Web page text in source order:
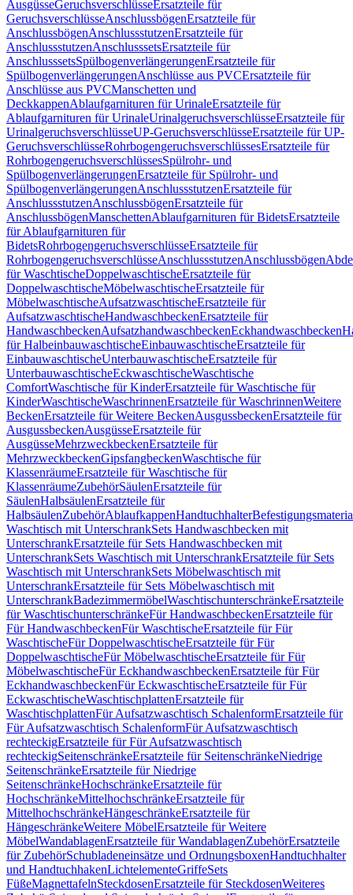
AusgüsseGeruchsverschlüsseErsatzteile für
GeruchsverschlüsseAnschlussbögenErsatzteile für
AnschlussbögenAnschlussstutzenErsatzteile für
AnschlussstutzenAnschlusssetsErsatzteile für
AnschlusssetsSpülbogenverlängerungenErsatzteile für
SpülbogenverlängerungenAnschlüsse aus PVCErsatzteile für
Anschlüsse aus PVCManschetten und
DeckkappenAblaufgarnituren für UrinaleErsatzteile für
Ablaufgarnituren für UrinaleUrinalgeruchsverschlüsseErsatzteile für
UrinalgeruchsverschlüsseUP-GeruchsverschlüsseErsatzteile für UP-
GeruchsverschlüsseRohrbogengeruchsverschlüssesErsatzteile für
RohrbogengeruchsverschlüssesSpülrohr- und
SpülbogenverlängerungenErsatzteile für Spülrohr- und
SpülbogenverlängerungenAnschlussstutzenErsatzteile für
AnschlussstutzenAnschlussbögenErsatzteile für
AnschlussbögenManschettenAblaufgarnituren für BidetsErsatzteile
für Ablaufgarnituren für
BidetsRohrbogengeruchsverschlüsseErsatzteile für
RohrbogengeruchsverschlüsseAnschlussstutzenAnschlussbögen
für WaschtischeDoppelwaschtischeErsatzteile für
DoppelwaschtischeMöbelwaschtischeErsatzteile für
MöbelwaschtischeAufsatzwaschtischeErsatzteile für
AufsatzwaschtischeHandwaschbeckenErsatzteile für
HandwaschbeckenAufsatzhandwaschbeckenEckhandwaschbecken
für HalbeinbauwaschtischeEinbauwaschtischeErsatzteile für
EinbauwaschtischeUnterbauwaschtischeErsatzteile für
UnterbauwaschtischeEckwaschtischeWaschtische
ComfortWaschtische für KinderErsatzteile für Waschtische für
KinderWaschtischeWaschrinnenErsatzteile für WaschrinnenWeitere
BeckenErsatzteile für Weitere BeckenAusgussbeckenErsatzteile für
AusgussbeckenAusgüsseErsatzteile für
AusgüsseMehrzweckbeckenErsatzteile für
MehrzweckbeckenGipsfangbeckenWaschtische für
KlassenräumeErsatzteile für Waschtische für
KlassenräumeZubehörSäulenErsatzteile für
SäulenHalbsäulenErsatzteile für
HalbsäulenZubehörAblaufkappenHandtuchhalter
Waschtisch mit UnterschrankSets Handwaschbecken mit
UnterschrankErsatzteile für Sets Handwaschbecken mit
UnterschrankSets Waschtisch mit UnterschrankErsatzteile für Sets
Waschtisch mit UnterschrankSets Möbelwaschtisch mit
UnterschrankErsatzteile für Sets Möbelwaschtisch mit
UnterschrankBadezimmermöbelWaschtischunterschränkeErsatzteile
für WaschtischunterschränkeFür HandwaschbeckenErsatzteile für
Für HandwaschbeckenFür WaschtischeErsatzteile für Für
WaschtischeFür DoppelwaschtischeErsatzteile für Für
DoppelwaschtischeFür MöbelwaschtischeErsatzteile für Für
MöbelwaschtischeFür EckhandwaschbeckenErsatzteile für Für
EckhandwaschbeckenFür EckwaschtischeErsatzteile für Für
EckwaschtischeWaschtischplattenErsatzteile für
WaschtischplattenFür Aufsatzwaschtisch SchalenformErsatzteile für
Für Aufsatzwaschtisch SchalenformFür Aufsatzwaschtisch
rechteckigErsatzteile für Für Aufsatzwaschtisch
rechteckigSeitenschränkeErsatzteile für SeitenschränkeNiedrige
SeitenschränkeErsatzteile für Niedrige
SeitenschränkeHochschränkeErsatzteile für
HochschränkeMittelhochschränkeErsatzteile für
MittelhochschränkeHängeschränkeErsatzteile für
HängeschränkeWeitere MöbelErsatzteile für Weitere
MöbelWandablagenErsatzteile für WandablagenZubehörErsatzteile
für ZubehörSchubladeneinsätze und OrdnungsboxenHandtuchhalter
und HandtuchhakenLichtelementeGriffeSets
FüßeMagnettafelnSteckdosenErsatzteile für SteckdosenWeiteres